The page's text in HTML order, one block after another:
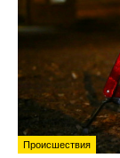
Происшествия